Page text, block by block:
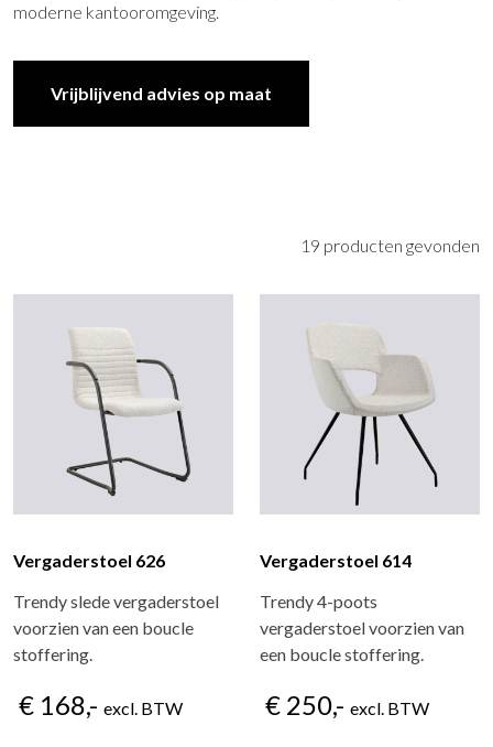
moderne kantooromgeving.
Vrijblijvend advies op maat
19 producten gevonden
Vergaderstoel 626
Trendy slede vergaderstoel
voorzien van een boucle
stoffering.
€ 168,- excl. BTW
Vergaderstoel 614
Trendy 4-poots
vergaderstoel voorzien van
een boucle stoffering.
€ 250,- excl. BTW